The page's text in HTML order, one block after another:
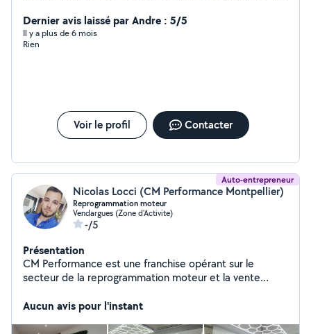
contacter en cas de besoin.
Dernier avis laissé par Andre : 5/5
Il y a plus de 6 mois
Rien
Voir le profil Contacter
Auto-entrepreneur
Nicolas Locci (CM Performance Montpellier)
Reprogrammation moteur
Vendargues (Zone d'Activite)
-/5
Présentation
CM Performance est une franchise opérant sur le
secteur de la reprogrammation moteur et la vente
centres en France, dont le nôtre à Montpellier. Chez
Aucun avis pour l'instant